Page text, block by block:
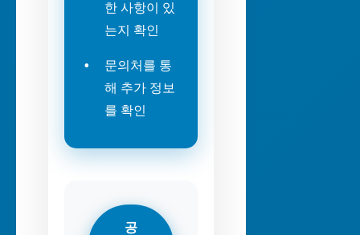
한 사항이 있
는지 확인
문의처를 통
해 추가 정보
를 확인
공